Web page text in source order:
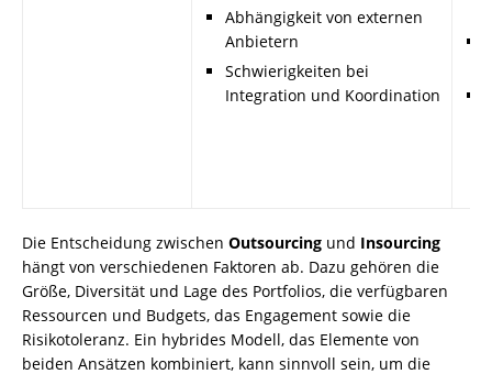
Abhängigkeit von externen
Anbietern
Schwierigkeiten bei
Integration und Koordination
Die Entscheidung zwischen Outsourcing und Insourcing
hängt von verschiedenen Faktoren ab. Dazu gehören die
Größe, Diversität und Lage des Portfolios, die verfügbaren
Ressourcen und Budgets, das Engagement sowie die
Risikotoleranz. Ein hybrides Modell, das Elemente von
beiden Ansätzen kombiniert, kann sinnvoll sein, um die